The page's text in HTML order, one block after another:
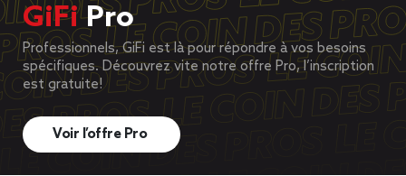
GiFiPro
Professionnels, GiFi est là pour répondre à vos besoins
spécifiques. Découvrez vite notre offre Pro, l’inscription
est gratuite!
Voir l’offre Pro